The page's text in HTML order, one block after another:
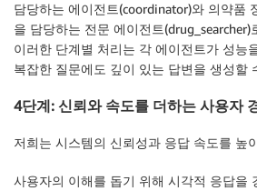
담당하는 에이전트(coordinator)와 의약품
을 담당하는 전문 에이전트
이러한 단계별 처리는 각 에이전트가 성능
복잡한 질문에도 깊이 있는 답변을 생성할
4단계: 신뢰와 속도를 더하는 사용자
저희는 시스템의 신뢰성과 응답 속도를 높
사용자의 이해를 돕기 위해 시각적 응답을